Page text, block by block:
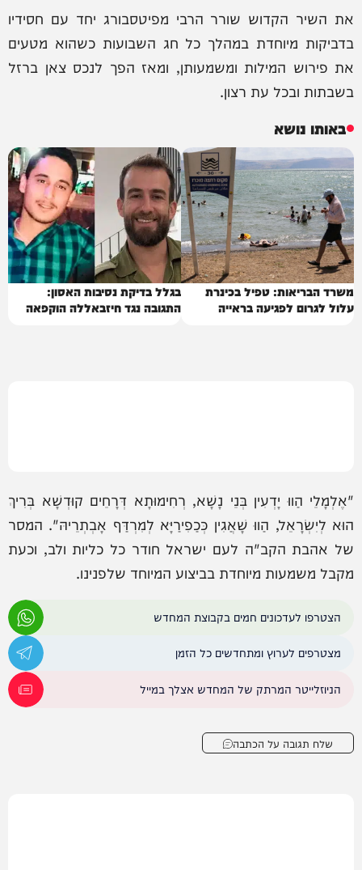
את השיר הקדוש שורר הרבי מפיטסבורג יחד עם חסידיו
בדביקות מיוחדת במהלך כל חג השבועות כשהוא מטעים
את פירוש המילות ומשמעותן, ומאז הפך לנכס צאן ברזל
בשבתות ובכל עת רצון.
באותו נושא
משרד הבריאות: טפיל בכינרת
עלול לגרום לפגיעה בראייה
בגלל בדיקת נסיבות האסון:
התגובה נגד חיזבאללה הוקפאה
"אֶלְמָלֵי הַווּ יָדְעִין בְּנֵי נָשָׁא, רְחִימוּתָא דְּרָחֵים קוּדְשָׁא בְּרִיךְ
הוּא לְיִשְׂרָאֵל, הַווּ שָׁאֲגִין כְּכַפִירַיָּא לְמִרְדַּף אָבְתְרֵיהּ". המסר
של אהבת הקב"ה לעם ישראל חודר כל כליות ולב, וכעת
מקבל משמעות מיוחדת בביצוע המיוחד שלפנינו.
הצטרפו לעדכונים חמים בקבוצת המחדש
מצטרפים לערוץ ומתחדשים כל הזמן
הניוזלייטר המרתק של המחדש אצלך במייל
שלח תגובה על הכתבה